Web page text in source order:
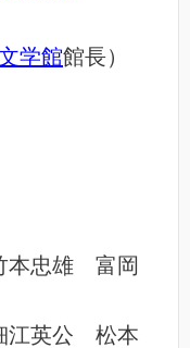
学館館長）
本忠雄 富岡
江英公 松本